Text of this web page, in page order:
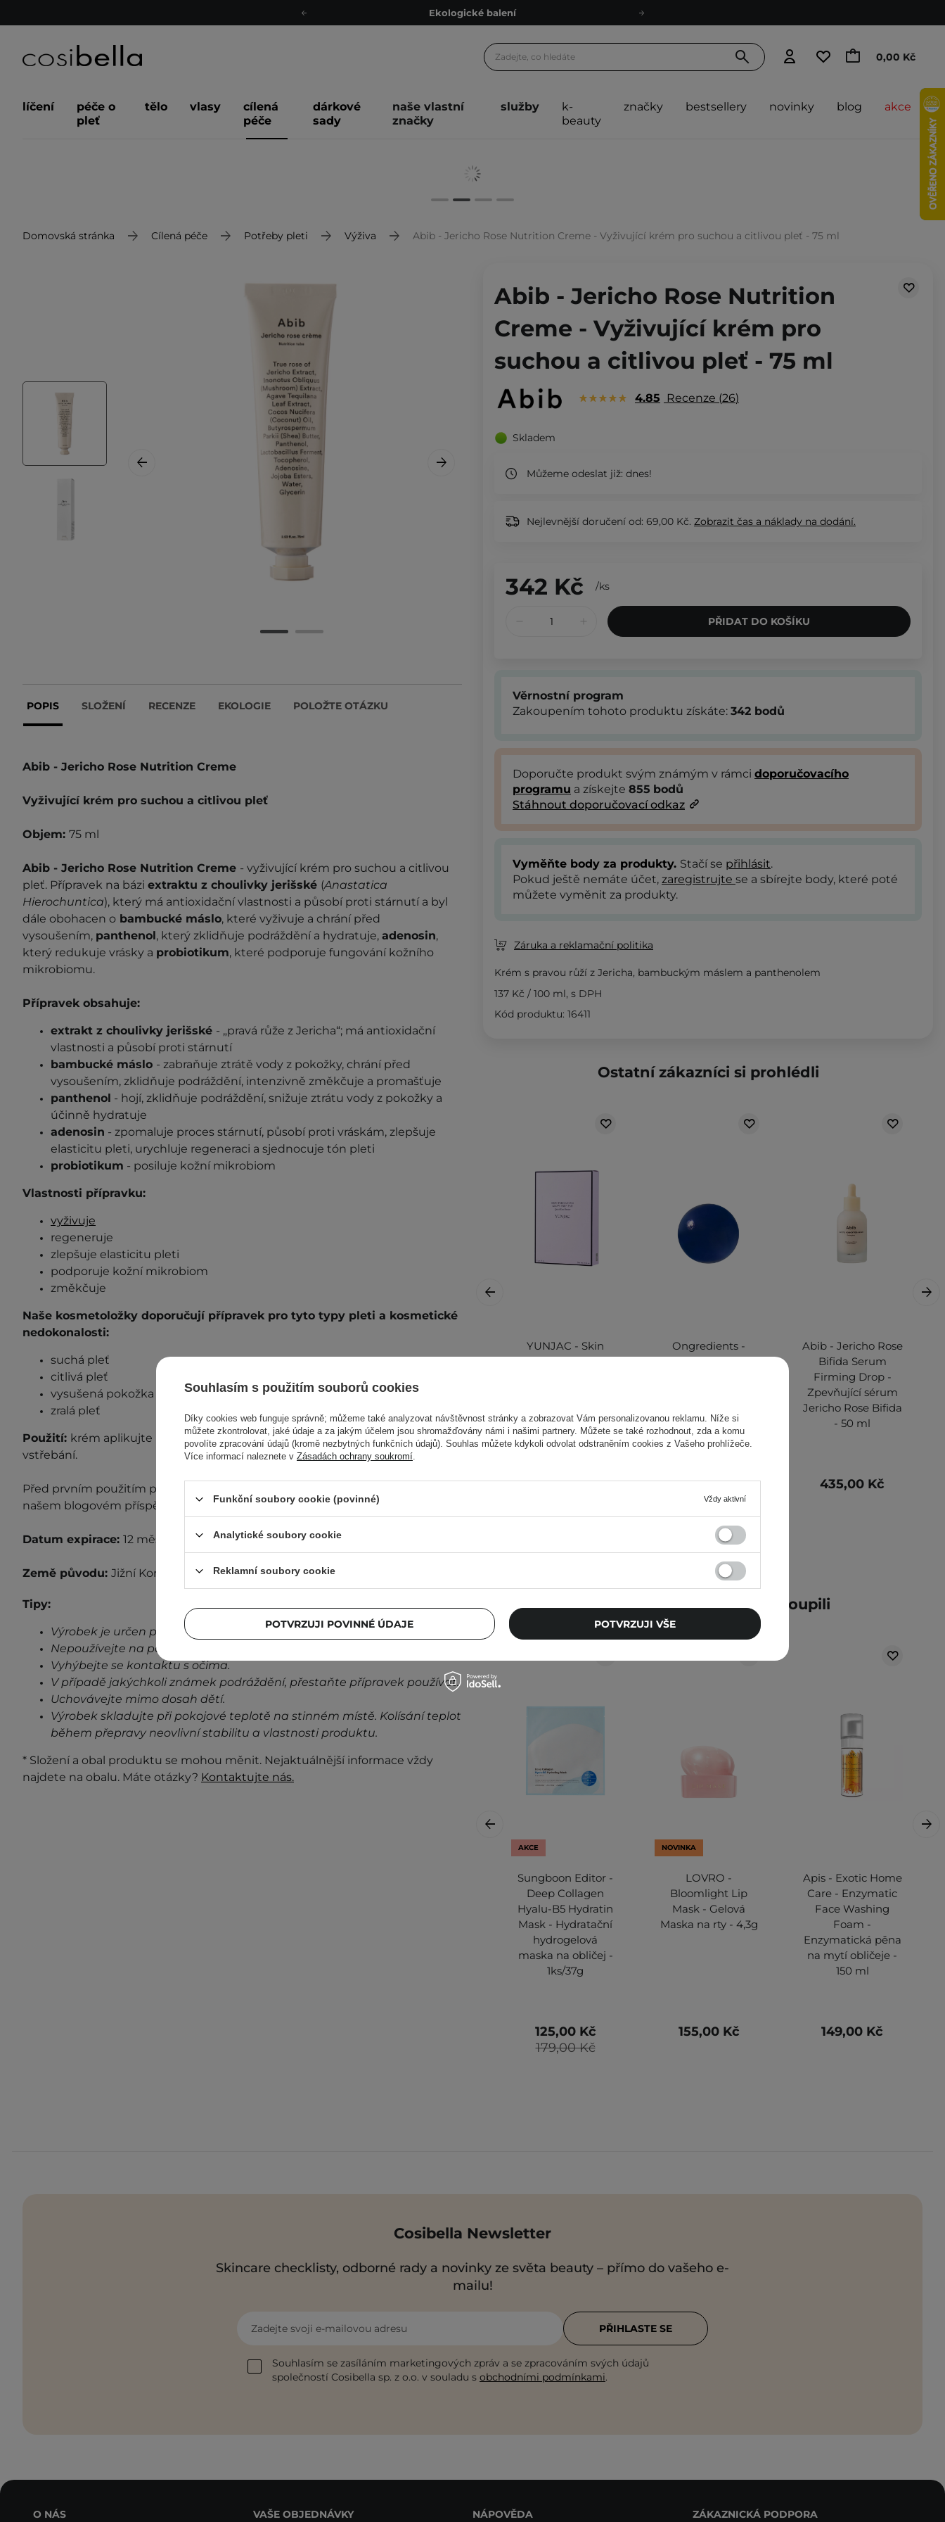
Ekologické balení
Odeslání do 24 hod.
Ekologické balení
0,00 Kč
líčení
péče o
pleť
tělo vlasy
cílená
péče
dárkové
sady
naše vlastní
značky
služby
k-
beauty
značky bestsellery novinky blog akce
Domovská stránka Cílená péče Potřeby pleti Výživa Abib - Jericho Rose Nutrition Creme - Vyživující krém pro suchou a citlivou pleť - 75 ml
POPIS SLOŽENÍ RECENZE EKOLOGIE POLOŽTE OTÁZKU
Abib - Jericho Rose Nutrition Creme
Vyživující krém pro suchou a citlivou pleť
Objem: 75 ml
Abib - Jericho Rose Nutrition Creme - vyživující krém pro suchou a citlivou
pleť. Přípravek na bázi extraktu z choulivky jerišské (Anastatica
Hierochuntica), který má antioxidační vlastnosti a působí proti stárnutí a byl
dále obohacen o bambucké máslo, které vyživuje a chrání před
vysoušením, panthenol, který zklidňuje podráždění a hydratuje, adenosin,
který redukuje vrásky a probiotikum, které podporuje fungování kožního
mikrobiomu.
Přípravek obsahuje:
extrakt z choulivky jerišské - „pravá růže z Jericha“; má antioxidační
vlastnosti a působí proti stárnutí
bambucké máslo - zabraňuje ztrátě vody z pokožky, chrání před
vysoušením, zklidňuje podráždění, intenzivně změkčuje a promašťuje
panthenol - hojí, zklidňuje podráždění, snižuje ztrátu vody z pokožky a
účinně hydratuje
adenosin - zpomaluje proces stárnutí, působí proti vráskám, zlepšuje
elasticitu pleti, urychluje regeneraci a sjednocuje tón pleti
probiotikum - posiluje kožní mikrobiom
Vlastnosti přípravku:
vyživuje
regeneruje
zlepšuje elasticitu pleti
podporuje kožní mikrobiom
změkčuje
Naše kosmetoložky doporučují přípravek pro tyto typy pleti a kosmetické
nedokonalosti:
suchá pleť
citlivá pleť
vysušená pokožka
zralá pleť
Použití: krém aplikujte na očištěnou pokožku obličeje a vklepejte do úplného
vstřebání.
Před prvním použitím proveďte test snášenlivosti. Další informace najdete v
našem blogovém příspěvku
„Test snášenlivosti“.
Datum expirace: 12 měsíců od otevření.
Země původu: Jižní Korea
Tipy:
Výrobek je určen pouze pro vnější použití.
Nepoužívejte na poškozenou pokožku.
Vyhýbejte se kontaktu s očima.
V případě jakýchkoli známek podráždění, přestaňte přípravek používat.
Uchovávejte mimo dosah dětí.
Výrobek skladujte při pokojové teplotě na stinném místě. Kolísání teplot
během přepravy neovlivní stabilitu a vlastnosti produktu.
* Složení a obal produktu se mohou měnit. Nejaktuálnější informace vždy
najdete na obalu. Máte otázky? Kontaktujte nás.
Abib - Jericho Rose Nutrition
Creme - Vyživující krém pro
suchou a citlivou pleť - 75 ml
4.85 Recenze 26
Skladem
Můžeme odeslat již: dnes!
Nejlevnější doručení od: 69,00 Kč. Zobrazit čas a náklady na dodání.
342 Kč /ks
PŘIDAT DO KOŠÍKU
Věrnostní program
Zakoupením tohoto produktu získáte: 342 bodů
Doporučte produkt svým známým v rámci doporučovacího
programu a získejte 855 bodů
Stáhnout doporučovací odkaz
Vyměňte body za produkty. Stačí se přihlásit.
Pokud ještě nemáte účet, zaregistrujte se a sbírejte body, které poté
můžete vyměnit za produkty.
Záruka a reklamační politika
Krém s pravou růží z Jericha, bambuckým máslem a panthenolem
137 Kč / 100 ml, s DPH
Kód produktu: 16411
Ostatní zákazníci si prohlédli
YUNJAC - Skin
Perfecting Glow
- 15x8g
389,00 Kč
Ongredients -
Butterfly Pea
110 g
325,00 Kč
Abib - Jericho Rose
Bifida Serum
Firming Drop -
Zpevňující sérum
Jericho Rose Bifida
- 50 ml
435,00 Kč
Ostatní zákazníci také zakoupili
AKCE
Sungboon Editor -
Deep Collagen
Hyalu-B5 Hydratin
Mask - Hydratační
hydrogelová
maska na obličej -
1ks/37g
179,00 Kč
125,00 Kč
NOVINKA
LOVRO -
Bloomlight Lip
Mask - Gelová
Maska na rty - 4,3g
155,00 Kč
Apis - Exotic Home
Care - Enzymatic
Face Washing
Foam -
Enzymatická pěna
na mytí obličeje -
150 ml
149,00 Kč
Cosibella Newsletter
Skincare checklisty, odborné rady a novinky ze světa beauty – přímo do vašeho e-
mailu!
Zadejte svoji e-mailovou adresu
Souhlasím se zasíláním marketingových zpráv a se zpracováním svých údajů
společností Cosibella sp. z o.o. v souladu s obchodními podmínkami.
PŘIHLASTE SE
O NÁS VAŠE OBJEDNÁVKY NÁPOVĚDA ZÁKAZNICKÁ PODPORA
Souhlasím s použitím souborů cookies
Díky cookies web funguje správně; můžeme také analyzovat návštěvnost stránky a zobrazovat Vám personalizovanou reklamu. Níže si
můžete zkontrolovat, jaké údaje a za jakým účelem jsou shromažďovány námi i našimi partnery. Můžete se také rozhodnout, zda a komu
povolíte zpracování údajů (kromě nezbytných funkčních údajů). Souhlas můžete kdykoli odvolat odstraněním cookies z Vašeho prohlížeče.
Více informací naleznete v Zásadách ochrany soukromí.
Funkční soubory cookie (povinné) Vždy aktivní
Analytické soubory cookie
Reklamní soubory cookie
POTVRZUJI POVINNÉ ÚDAJE POTVRZUJI VŠE